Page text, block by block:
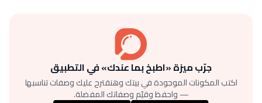
جرّب ميزة «اطبخ بما عندك» في التطبيق
اكتب المكونات الموجودة في بيتك وهنقترح عليك وصفات تناسبها
— واحفظ وقيّم وصفاتك المفضلة.